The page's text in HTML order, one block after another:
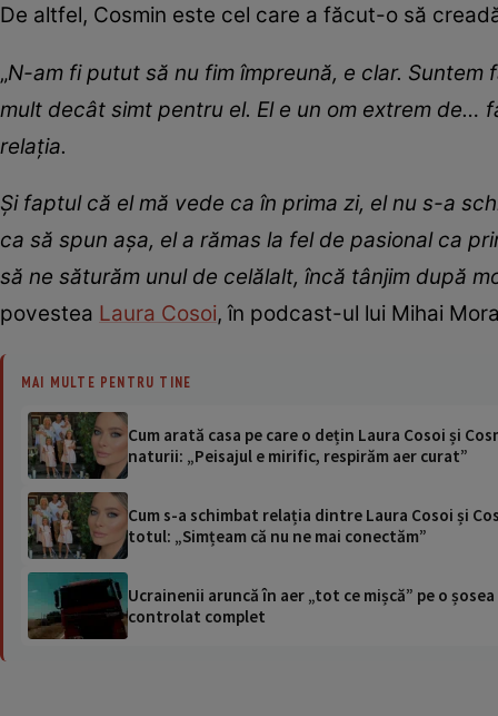
De altfel, Cosmin este cel care a făcut-o să
„N-am fi putut să nu fim împreună, e clar.
mult decât simt pentru el. El e un om extrem de…
relația.
Și faptul că el mă vede ca în prima zi, el nu s-a
ca să spun așa, el a rămas la fel de pasional ca
să ne săturăm unul de celălalt, încă tânjim după
povestea Laura Cosoi, în podcast-ul lui Mihai
MAI MULTE PENTRU TINE
Cum arată casa pe care o dețin Laura Cosoi și
naturii: „Peisajul e mirific, respirăm aer curat”
Cum s-a schimbat relația dintre Laura Cosoi și
totul: „Simțeam că nu ne mai conectăm”
Ucrainenii aruncă în aer „tot ce mișcă” pe o
controlat complet